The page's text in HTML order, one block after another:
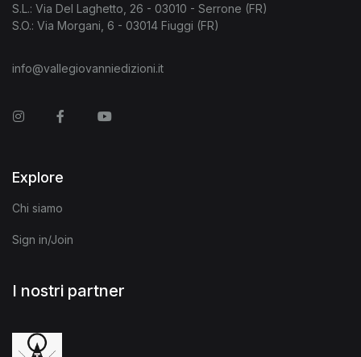
S.L.: Via Del Laghetto, 26 - 03010 - Serrone (FR)
S.O.: Via Morgani, 6 - 03014 Fiuggi (FR)
info@vallegiovanniedizioni.it
InstagramFacebookYou Tube
Explore
Chi siamo
Sign in/Join
I nostri partner